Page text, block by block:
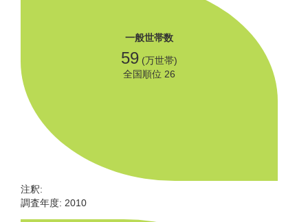
一般世帯数
59 (万世帯)
全国順位 26
注釈:
調査年度: 2010